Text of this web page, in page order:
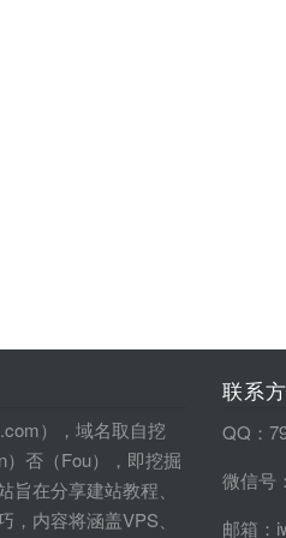
），域名取自挖
）否（Fou），即挖掘
旨在分享建站教程、
，内容将涵盖VPS、
联系
QQ：
微信号
邮箱：